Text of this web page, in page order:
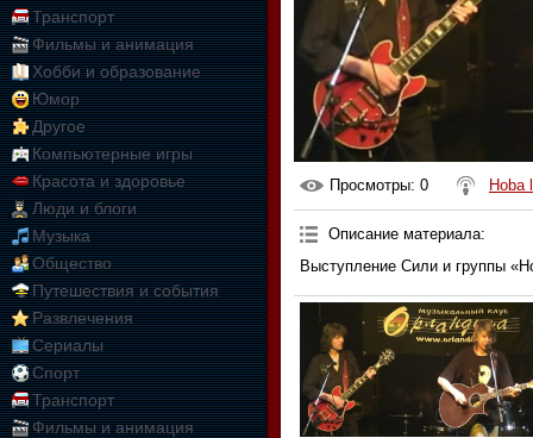
Транспорт
Фильмы и анимация
Хобби и образование
Юмор
Другое
Компьютерные игры
Красота и здоровье
Люди и блоги
Музыка
Общество
Путешествия и события
Развлечения
Сериалы
Спорт
Транспорт
Фильмы и анимация
Просмотры: 0 Hoba
Описание материала:
Выступление Сили и группы